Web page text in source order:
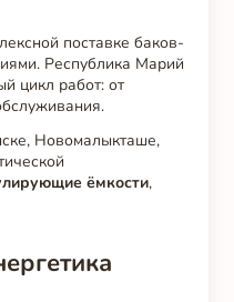
поставке баков-
Республика Марий
цикл работ: от
Новомалыкташе,
ёмкости,